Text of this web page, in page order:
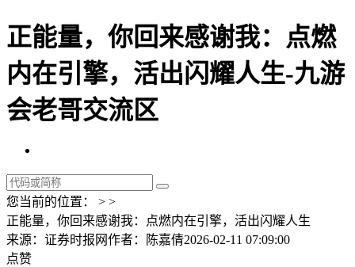
正能量，你回来感谢我：点燃
内在引擎，活出闪耀人生-九游
会老哥交流区
您当前的位置： > >
正能量，你回来感谢我：点燃内在引擎，活出闪耀人生
来源：证券时报网作者：陈嘉倩2026-02-11 07:09:00
点赞